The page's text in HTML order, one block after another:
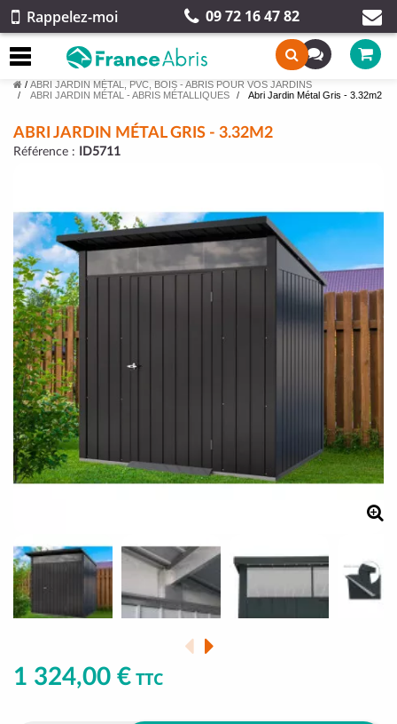
Rappelez-moi 09 72 16 47 82
/ ABRI JARDIN MÉTAL, PVC, BOIS - ABRIS POUR VOS JARDINS
ABRI JARDIN MÉTAL - ABRIS MÉTALLIQUES
Abri Jardin Métal Gris - 3.32m2
ABRI JARDIN MÉTAL GRIS - 3.32M2
Référence : ID5711
1 324,00 € TTC